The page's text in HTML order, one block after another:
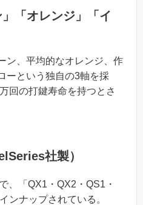
「オレンジ」「イ
ン、平均的なオレンジ、作
ーという独自の3軸を採
回の打鍵寿命を持つとさ
社製）
、「QX1・QX2・QS1・
ンナップされている。